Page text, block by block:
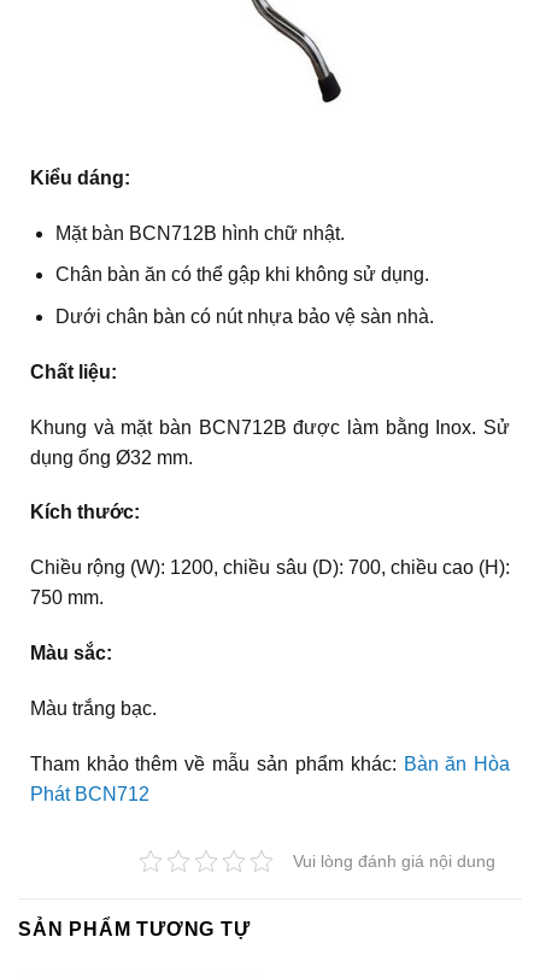
Kiểu dáng:
Mặt bàn BCN712B hình chữ nhật.
Chân bàn ăn có thể gập khi không sử dụng.
Dưới chân bàn có nút nhựa bảo vệ sàn nhà.
Chất liệu:
Khung và mặt bàn BCN712B được làm bằng Inox. Sử
dụng ống Ø32 mm.
Kích thước:
Chiều rộng (W): 1200, chiều sâu (D): 700, chiều cao (H):
750 mm.
Màu sắc:
Màu trắng bạc.
Tham khảo thêm về mẫu sản phẩm khác: Bàn ăn Hòa
Phát BCN712
Vui lòng đánh giá nội dung
SẢN PHẨM TƯƠNG TỰ